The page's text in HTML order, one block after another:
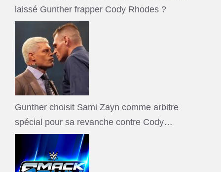
laissé Gunther frapper Cody Rhodes ?
Gunther choisit Sami Zayn comme arbitre
spécial pour sa revanche contre Cody…